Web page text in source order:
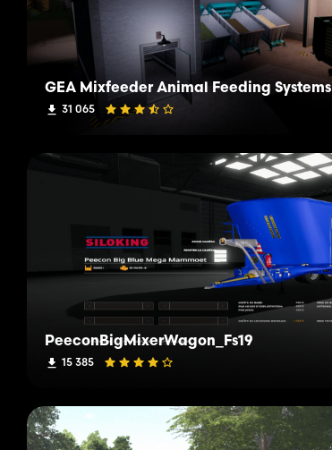
GEA Mixfeeder Animal Feeding Systems
31 065
PeeconBigMixerWagon_Fs19
15 385